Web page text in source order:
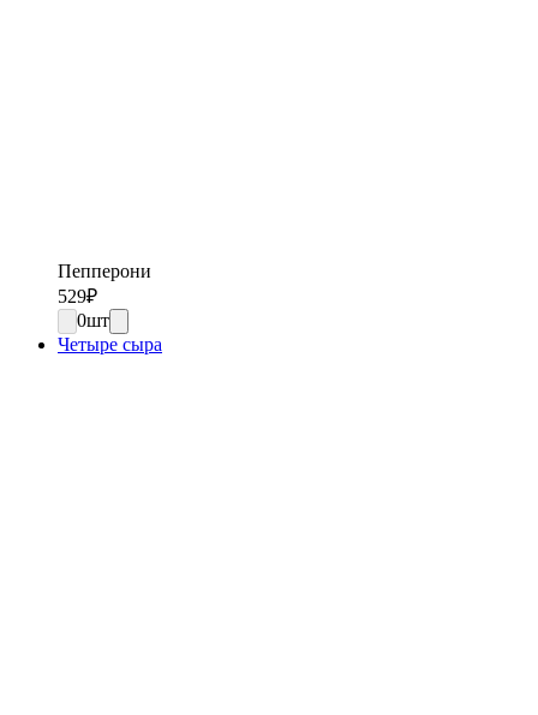
Пепперони
529₽
0шт
Четыре сыра